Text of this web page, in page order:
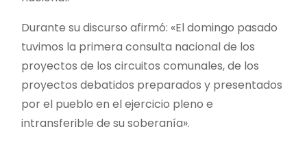
Durante su discurso afirmó: «El domingo pasado
tuvimos la primera consulta nacional de los
proyectos de los circuitos comunales, de los
proyectos debatidos preparados y presentados
por el pueblo en el ejercicio pleno e
intransferible de su soberanía».